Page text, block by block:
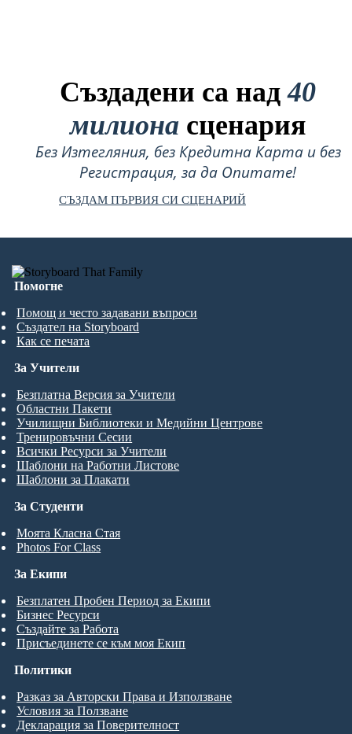
Създадени са над40
милиона сценария
Без Изтегляния, без Кредитна Карта и без
Регистрация, за да Опитате!
СЪЗДАМ ПЪРВИЯ СИ СЦЕНАРИЙ
Помогне
Помощ и често задавани въпроси
Създател на Storyboard
Как се печата
За Студенти
Моята Класна Стая
Photos For Class
За Учители
Безплатна Версия за Учители
Областни Пакети
Училищни Библиотеки и Медийни Центрове
Тренировъчни Сесии
Всички Ресурси за Учители
Шаблони на Работни Листове
Шаблони за Плакати
За Екипи
Безплатен Пробен Период за Екипи
Бизнес Ресурси
Създайте за Работа
Присъединете се към моя Екип
Политики
Разказ за Авторски Права и Използване
Условия за Ползване
Декларация за Поверителност